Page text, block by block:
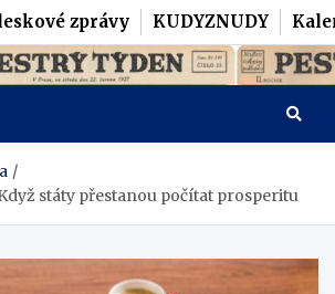
zprávy KUDYZNUDY
státy přestanou počítat prosperitu